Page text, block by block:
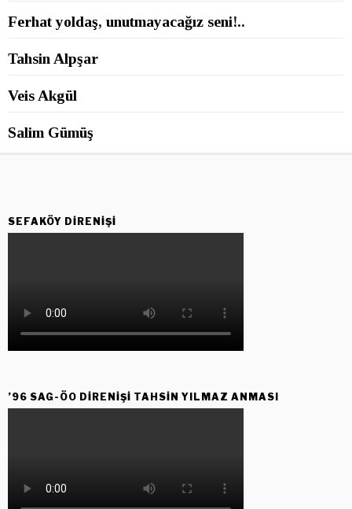
Ferhat yoldaş, unutmayacağız seni!..
Tahsin Alpşar
Veis Akgül
Salim Gümüş
SEFAKÖY DIRENIŞI
’96 SAG-ÖO DİRENİŞİ TAHSİN YILMAZ ANMASI